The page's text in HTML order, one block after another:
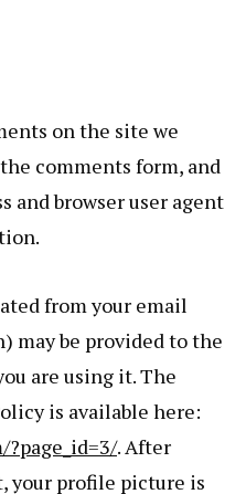
on the site we
comments form, and
and browser user agent
from your email
may be provided to the
are using it. The
is available here:
. After
your profile picture is